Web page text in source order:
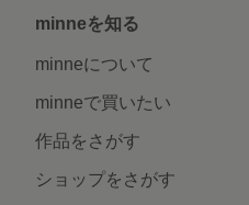
minneを知る
minneについて
minneで買いたい
作品をさがす
ショップをさがす